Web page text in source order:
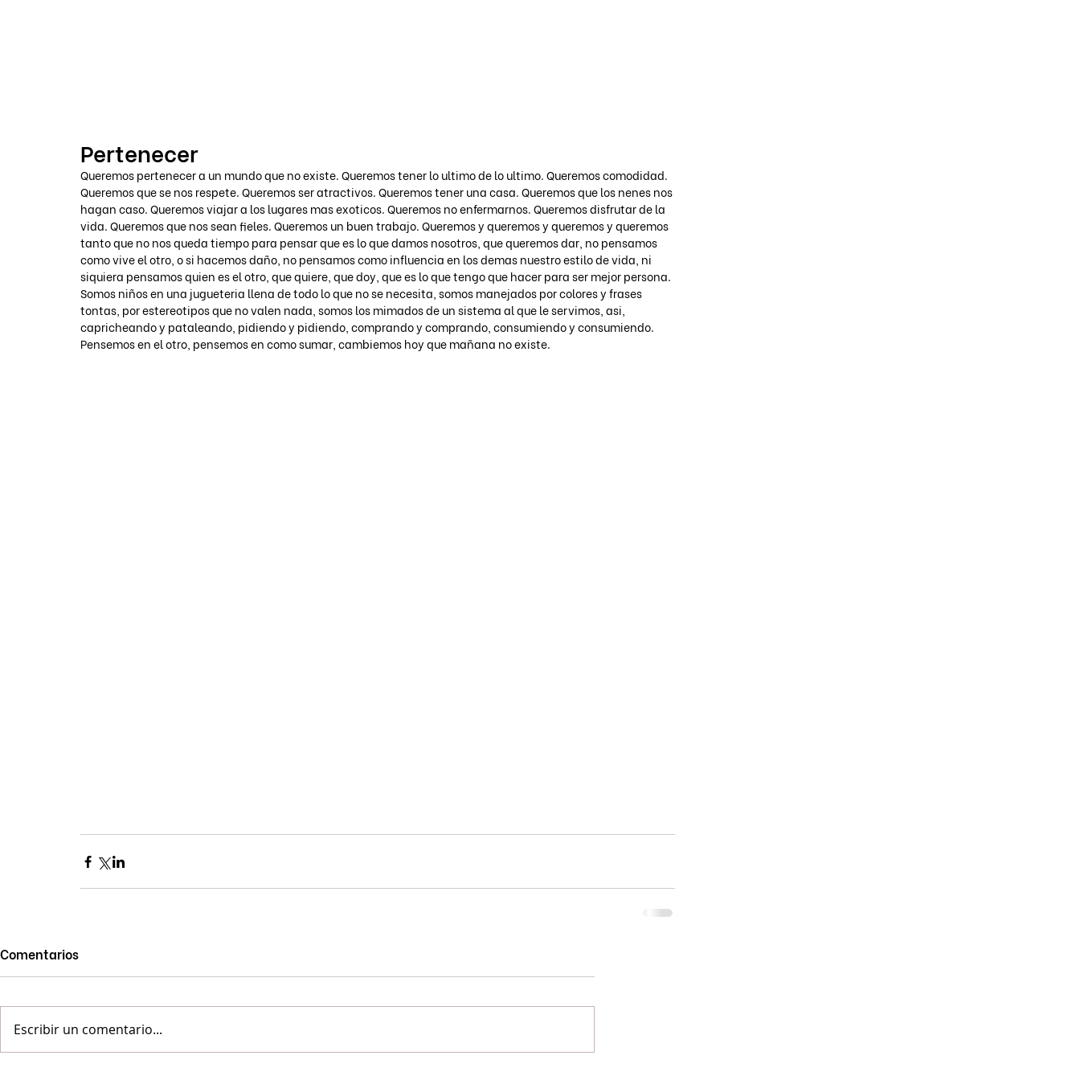
Pertenecer
Queremos pertenecer a un mundo que no existe. Queremos tener lo ultimo de lo ultimo. Queremos comodidad.
Queremos que se nos respete. Queremos ser atractivos. Queremos tener una casa. Queremos que los nenes nos
hagan caso. Queremos viajar a los lugares mas exoticos. Queremos no enfermarnos. Queremos disfrutar de la
vida. Queremos que nos sean fieles. Queremos un buen trabajo. Queremos y queremos y queremos y queremos
tanto que no nos queda tiempo para pensar que es lo que damos nosotros, que queremos dar, no pensamos
como vive el otro, o si hacemos daño, no pensamos como influencia en los demas nuestro estilo de vida, ni
siquiera pensamos quien es el otro, que quiere, que doy, que es lo que tengo que hacer para ser mejor persona.
Somos niños en una jugueteria llena de todo lo que no se necesita, somos manejados por colores y frases
tontas, por estereotipos que no valen nada, somos los mimados de un sistema al que le servimos, asi,
capricheando y pataleando, pidiendo y pidiendo, comprando y comprando, consumiendo y consumiendo.
Pensemos en el otro, pensemos en como sumar, cambiemos hoy que mañana no existe.
Comentarios
Escribir un comentario...